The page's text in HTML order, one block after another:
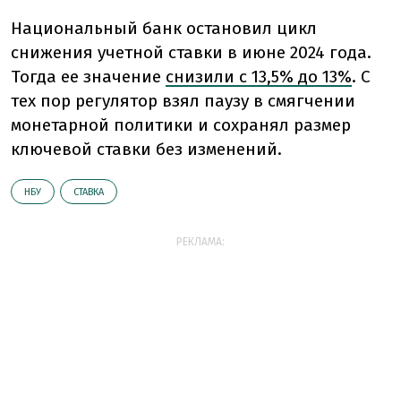
Национальный банк остановил цикл
снижения учетной ставки в июне 2024 года.
Тогда ее значение снизили с 13,5% до 13%. С
тех пор регулятор взял паузу в смягчении
монетарной политики и сохранял размер
ключевой ставки без изменений.
НБУ СТАВКА
РЕКЛАМА: